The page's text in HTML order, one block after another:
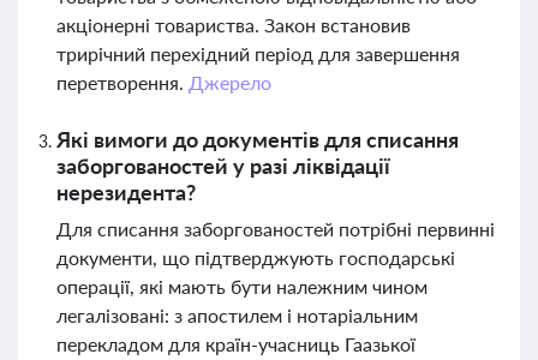
акціонерні товариства. Закон встановив
трирічний перехідний період для завершення
перетворення. Джерело
Які вимоги до документів для списання
заборгованостей у разі ліквідації
нерезидента?
Для списання заборгованостей потрібні первинні
документи, що підтверджують господарські
операції, які мають бути належним чином
легалізовані: з апостилем і нотаріальним
перекладом для країн-учасниць Гаазької